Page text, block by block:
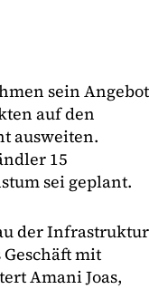
sein Angebot
auf den
ausweiten.
15
sei geplant.
der Infrastruktur
mit
Amani Joas,